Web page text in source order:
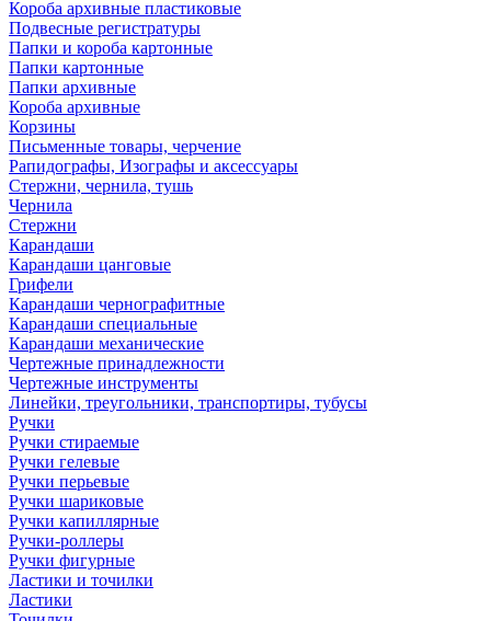
Короба архивные пластиковые
Подвесные регистратуры
Папки и короба картонные
Папки картонные
Папки архивные
Короба архивные
Корзины
Письменные товары, черчение
Рапидографы, Изографы и аксессуары
Стержни, чернила, тушь
Чернила
Стержни
Карандаши
Карандаши цанговые
Грифели
Карандаши чернографитные
Карандаши специальные
Карандаши механические
Чертежные принадлежности
Чертежные инструменты
Линейки, треугольники, транспортиры, тубусы
Ручки
Ручки стираемые
Ручки гелевые
Ручки перьевые
Ручки шариковые
Ручки капиллярные
Ручки-роллеры
Ручки фигурные
Ластики и точилки
Ластики